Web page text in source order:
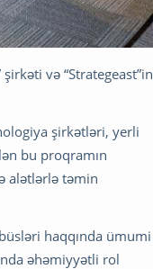
və “Strategeast”in
şirkətləri, yerli
bu proqramın
alətlərlə təmin
haqqında ümumi
əhəmiyyətli rol